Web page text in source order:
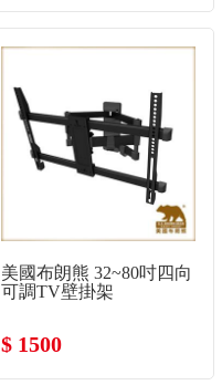
美國布朗熊 32~80吋四向
可調TV壁掛架
$ 1500